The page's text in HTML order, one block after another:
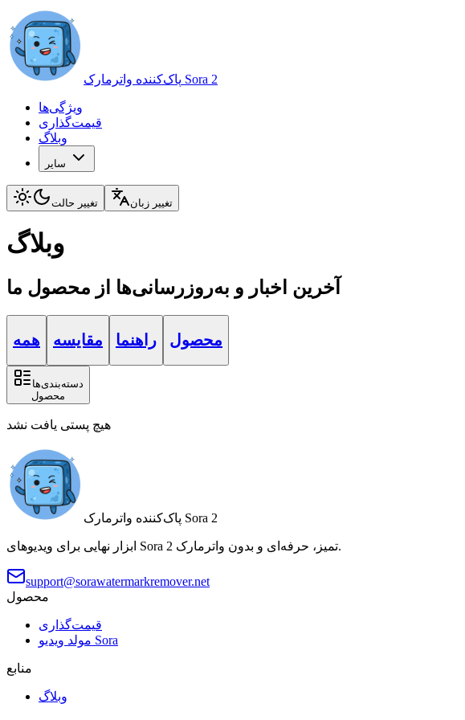
پاک‌کننده واترمارک Sora 2
ویژگی‌ها
قیمت‌گذاری
وبلاگ
سایر
تغییر حالت تغییر زبان
وبلاگ
آخرین اخبار و به‌روزرسانی‌ها از محصول ما
همه مقایسه راهنما محصول
دسته‌بندی‌ها
محصول
هیچ پستی یافت نشد
پاک‌کننده واترمارک Sora 2
ابزار نهایی برای ویدیوهای Sora 2 تمیز، حرفه‌ای و بدون واترمارک.
support@sorawatermarkremover.net
محصول
قیمت‌گذاری
مولد ویدیو Sora
منابع
وبلاگ